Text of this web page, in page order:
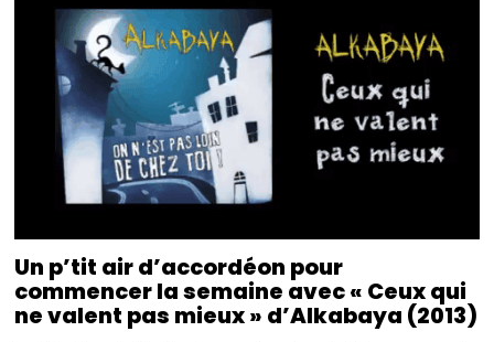
Un p’tit air d’accordéon pour
commencer la semaine avec « Ceux qui
ne valent pas mieux » d’Alkabaya (2013)